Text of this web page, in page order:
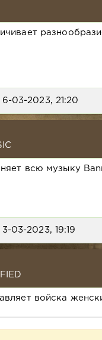
6-03-2023, 21:20
всю музыку
3-03-2023, 19:19
войска